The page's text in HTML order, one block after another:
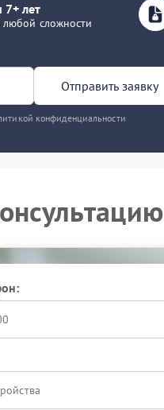
7+ лет
любой сложности
Отправить заявку
конфиденциальности